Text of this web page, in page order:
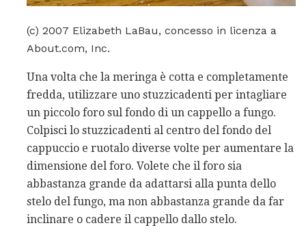
(c) 2007 Elizabeth LaBau, concesso in licenza a
About.com, Inc.
Una volta che la meringa è cotta e completamente
fredda, utilizzare uno stuzzicadenti per intagliare
un piccolo foro sul fondo di un cappello a fungo.
Colpisci lo stuzzicadenti al centro del fondo del
cappuccio e ruotalo diverse volte per aumentare la
dimensione del foro. Volete che il foro sia
abbastanza grande da adattarsi alla punta dello
stelo del fungo, ma non abbastanza grande da far
inclinare o cadere il cappello dallo stelo.